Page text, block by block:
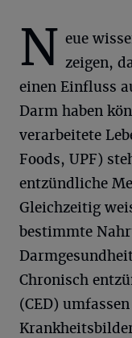
N eue
zeigen,
einen Einfluss
Darm haben
verarbeitete
Foods, UPF)
entzündliche
Gleichzeitig
bestimmte
Chronisch
(CED)